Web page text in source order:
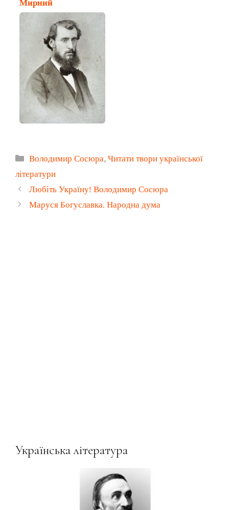
Мирний
Категорії
Володимир Сосюра,Читати твори української
літератури
Любіть Україну! Володимир Сосюра
Маруся Богуславка. Народна дума
Українська література